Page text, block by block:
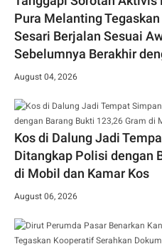
Pura Melanting
Sesari Berjalan Sesuai
Sebelumnya Berakhir
August 04, 2026
Kos di Dalung Jadi
Ditangkap Polisi dengan
di Mobil dan Kamar Kos
August 06, 2026